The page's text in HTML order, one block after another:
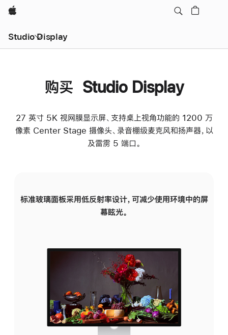
Apple
Studio Display
购买 Studio Display
27 英寸 5K 视网膜显示屏、支持桌上视角功能的 1200 万
像素 Center Stage 摄像头、录音棚级麦克风和扬声器，以
及雷雳 5 端口。
标准玻璃面板采用低反射率设计，可减少使用环境中的屏
幕眩光。